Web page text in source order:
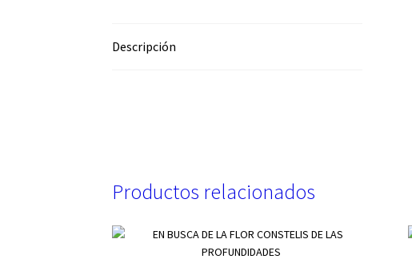
Descripción
Productos relacionados